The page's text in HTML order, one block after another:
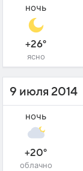
ночь
+26°
ясно
9 июля 2014
ночь
+20°
облачно